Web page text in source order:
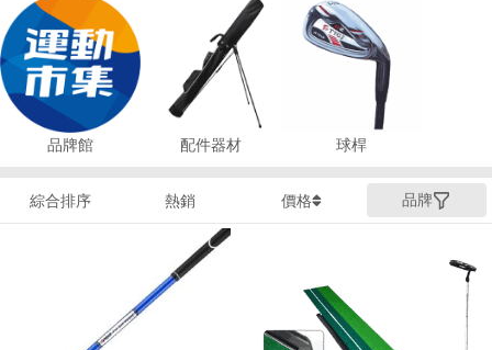
品牌館 配件器材 球桿
綜合排序 熱銷 價格 品牌